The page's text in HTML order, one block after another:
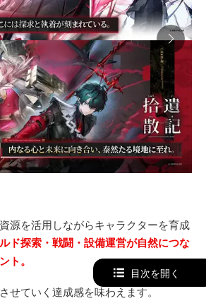
源を活用しながらキャラクターを育成
ド探索・戦闘・設備運営が自然につな
ト。
せていく達成感を味わえます。
目次を開く